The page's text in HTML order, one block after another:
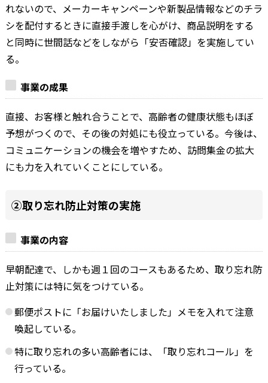
れないので、メーカーキャンペーンや新製品情報などのチラ
シを配付するときに直接手渡しを心がけ、商品説明をする
と同時に世間話などをしながら「安否確認」を実施してい
る。
事業の成果
直接、お客様と触れ合うことで、高齢者の健康状態もほぼ
予想がつくので、その後の対処にも役立っている。今後は、
コミュニケーションの機会を増やすため、訪問集金の拡大
にも力を入れていくことにしている。
②取り忘れ防止対策の実施
事業の内容
早朝配達で、しかも週１回のコースもあるため、取り忘れ防
止対策には特に気をつけている。
郵便ポストに「お届けいたしました」メモを入れて注意
喚起している。
特に取り忘れの多い高齢者には、「取り忘れコール」を
行っている。